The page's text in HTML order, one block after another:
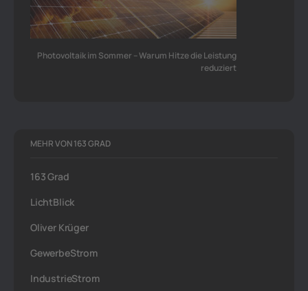
Photovoltaik im Sommer – Warum Hitze die Leistung
reduziert
MEHR VON 163 GRAD
163 Grad
LichtBlick
Oliver Krüger
GewerbeStrom
IndustrieStrom